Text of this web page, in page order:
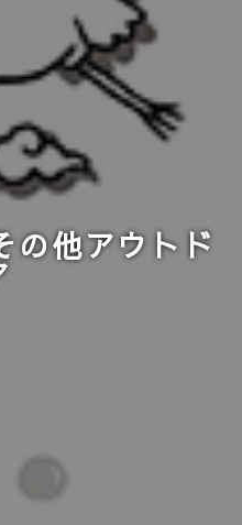
の他アウトド